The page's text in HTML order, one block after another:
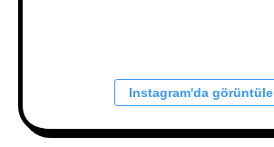
Instagram'da görüntüle